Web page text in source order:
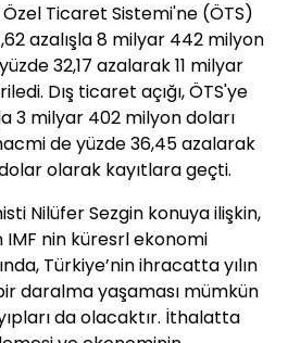
Ticaret Sistemi'ne (ÖTS)
azalışla 8 milyar 442 milyon
32,17 azalarak 11 milyar
Dış ticaret açığı, ÖTS'ye
3 milyar 402 milyon doları
de yüzde 36,45 azalarak
olarak kayıtlara geçti.
Nilüfer Sezgin konuya ilişkin,
IMF nin küresrl ekonomi
Türkiye’nin ihracatta yılın
daralma yaşaması mümkün
da olacaktır. İthalatta